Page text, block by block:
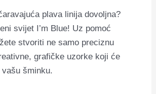
plava linija dovoljna?
svijet I’m Blue! Uz pomoć
stvoriti ne samo preciznu
grafičke uzorke koji će
šminku.